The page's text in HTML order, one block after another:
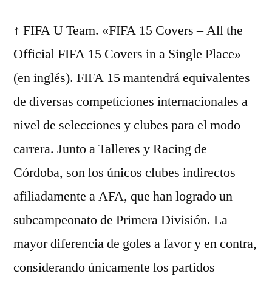
↑ FIFA U Team. «FIFA 15 Covers – All the
Official FIFA 15 Covers in a Single Place»
(en inglés). FIFA 15 mantendrá equivalentes
de diversas competiciones internacionales a
nivel de selecciones y clubes para el modo
carrera. Junto a Talleres y Racing de
Córdoba, son los únicos clubes indirectos
afiliadamente a AFA, que han logrado un
subcampeonato de Primera División. La
mayor diferencia de goles a favor y en contra,
considerando únicamente los partidos